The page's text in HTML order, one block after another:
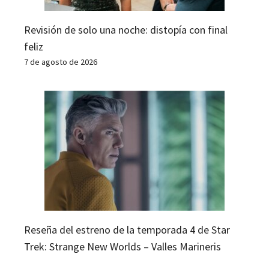
Revisión de solo una noche: distopía con final
feliz
7 de agosto de 2026
Reseña del estreno de la temporada 4 de Star
Trek: Strange New Worlds – Valles Marineris